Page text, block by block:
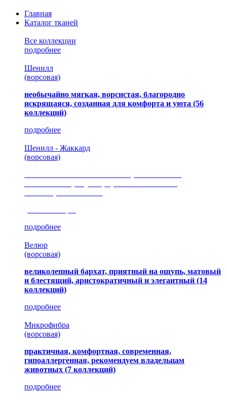
Главная
Каталог тканей
Все коллекции
подробнее
Шенилл
(ворсовая)
необычайно мягкая, ворсистая, благородно
искрящаяся, созданная для комфорта и уюта (56
коллекций)
подробнее
Шенилл - Жаккард
(ворсовая)
подробнее
Велюр
(ворсовая)
великолепный бархат, приятный на ощупь, матовый
и блестящий, аристократичный и элегантный (14
коллекций)
подробнее
Микрофибра
(ворсовая)
практичная, комфортная, современная,
гипоаллергенная, рекомендуем владельцам
животных (7 коллекций)
подробнее